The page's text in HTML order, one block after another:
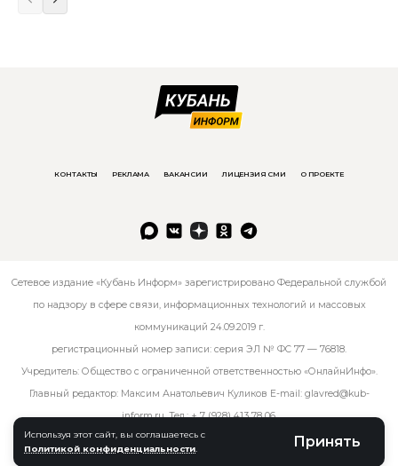
Используя этот сайт, вы соглашаетесь с
Политикой конфиденциальности
Принять
КОНТАКТЫ РЕКЛАМА ВАКАНСИИ ЛИЦЕНЗИЯ СМИ О ПРОЕКТЕ
Сетевое издание «Кубань Информ» зарегистрировано Федеральной службой
по надзору в сфере связи, информационных технологий и массовых
коммуникаций 24.09.2019 г.
регистрационный номер записи: серия ЭЛ № ФС 77 — 76818.
Учредитель: Общество с ограниченной ответственностью «ОнлайнИнфо».
Главный редактор: Максим Анатольевич Куликов E-mail: glavred@kub-
inform.ru. Тел.:+ 7 (928) 413 78 06.
© kub-inform 2026